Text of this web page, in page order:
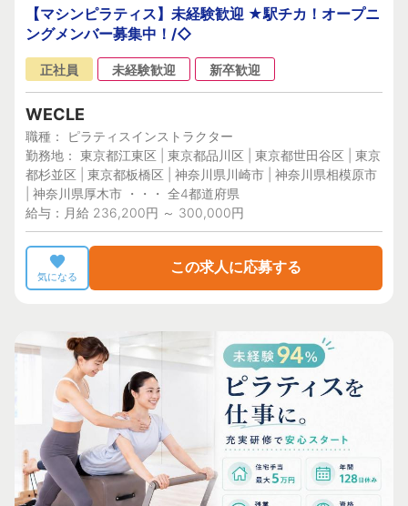
【マシンピラティス】未経験歓迎 ★駅チカ！オープニ
ングメンバー募集中！/◇
正社員 未経験歓迎 新卒歓迎
WECLE
職種： ピラティスインストラクター
勤務地： 東京都江東区 | 東京都品川区 | 東京都世田谷区 | 東京
都杉並区 | 東京都板橋区 | 神奈川県川崎市 | 神奈川県相模原市
| 神奈川県厚木市 ・・・ 全4都道府県
給与：月給 236,200円 ～ 300,000円
気になる
この求人に応募する